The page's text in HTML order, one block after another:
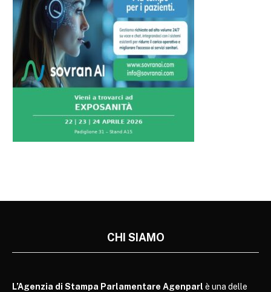
CHI SIAMO
L’Agenzia di Stampa Parlamentare Agenparl è una delle